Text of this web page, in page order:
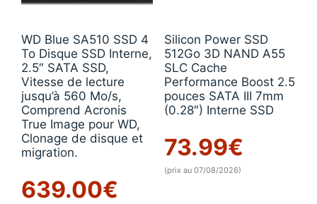
WD Blue SA510 SSD 4
To Disque SSD Interne,
2.5″ SATA SSD,
Vitesse de lecture
jusqu’à 560 Mo/s,
Comprend Acronis
True Image pour WD,
Clonage de disque et
migration.
639.00€
Silicon Power SSD
512Go 3D NAND A55
SLC Cache
Performance Boost 2.5
pouces SATA III 7mm
(0.28″) Interne SSD
73.99€
(prix au 07/08/2026)